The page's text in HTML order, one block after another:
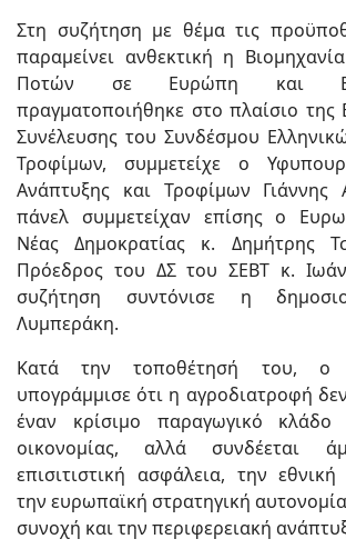
Στη συζήτηση με θέμα τις
παραμείνει ανθεκτική η
Ποτών σε Ευρώπη και
πραγματοποιήθηκε στο πλαίσιο της
Συνέλευσης του Συνδέσμου
Τροφίμων, συμμετείχε ο
Ανάπτυξης και Τροφίμων Γιάννης
πάνελ συμμετείχαν επίσης ο
Νέας Δημοκρατίας κ. Δημήτρης
Πρόεδρος του ΔΣ του ΣΕΒΤ κ.
συζήτηση συντόνισε η
Λυμπεράκη.
Κατά την τοποθέτησή του, ο
υπογράμμισε ότι η αγροδιατροφή
έναν κρίσιμο παραγωγικό κλάδο
οικονομίας, αλλά συνδέεται
επισιτιστική ασφάλεια, την εθνική
την ευρωπαϊκή στρατηγική
συνοχή και την περιφερειακή